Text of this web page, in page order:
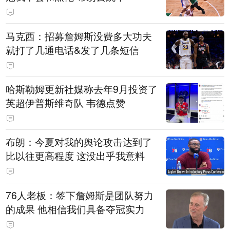
马克西：招募詹姆斯没费多大功夫
就打了几通电话&发了几条短信
哈斯勒姆更新社媒称去年9月投资了
英超伊普斯维奇队 韦德点赞
布朗：今夏对我的舆论攻击达到了
比以往更高程度 这没出乎我意料
76人老板：签下詹姆斯是团队努力
的成果 他相信我们具备夺冠实力